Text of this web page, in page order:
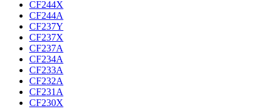
CF244X
CF244A
CF237Y
CF237X
CF237A
CF234A
CF233A
CF232A
CF231A
CF230X